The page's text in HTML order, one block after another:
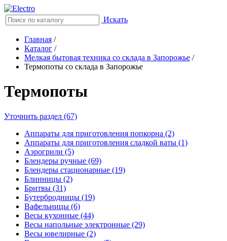
Искать
Главная /
Каталог /
Мелкая бытовая техника со склада в Запорожье /
Термопоты со склада в Запорожье
Термопоты
Уточнить раздел (67)
Аппараты для приготовления попкорна (2)
Аппараты для приготовления сладкой ваты (1)
Аэрогрили (5)
Блендеры ручные (69)
Блендеры стационарные (19)
Блинницы (2)
Бритвы (31)
Бутербродницы (19)
Вафельницы (6)
Весы кухонные (44)
Весы напольные электронные (29)
Весы ювелирные (2)